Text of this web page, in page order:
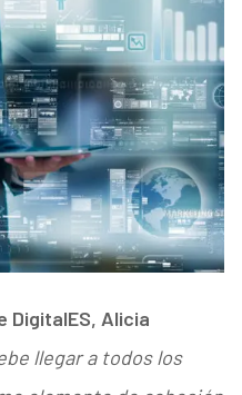
DigitalES, Alicia
llegar a todos los